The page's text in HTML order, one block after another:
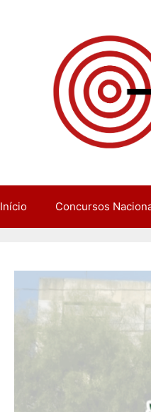
Início Concursos